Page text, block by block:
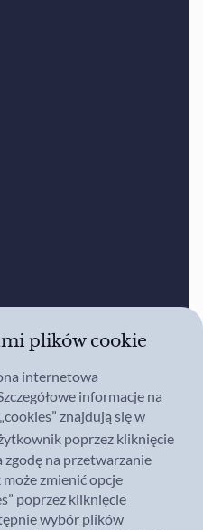
plików cookie
internetowa
informacje na
znajdują się w
poprzez kliknięcie
zgodę na przetwarzanie
zmienić opcje
poprzez kliknięcie
wybór plików